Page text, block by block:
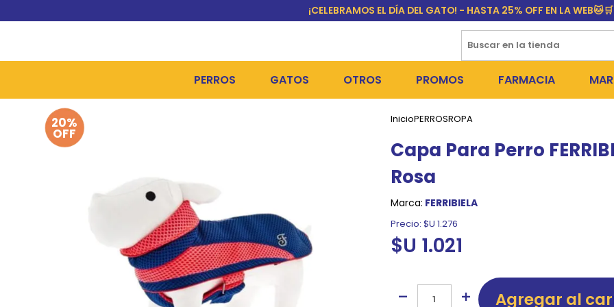
¡CELEBRAMOS EL DÍA DEL GATO! - HASTA 25% OFF EN LA WEB🐱🛒
PERROS
HIGIENE, PELUQUERÍA Y COSMÉTICA
CAMAS Y CASETAS
BOLSOS Y TRANSPORTADORAS
BOLSAS PARA MATERIA
COLLARES, ARNESES Y CORREAS
GATOS
ALIMENTOS HÚMEDOS Y SNACKS
HIGIENE Y BAÑOS
COMEDEROS Y BEBEDEROS
OTROS PROMOS
PERROS
GATOS
FARMACIA
PULGUICIDAS Y
20%
OFF
InicioPERROSROPA
Capa Para Perro
Rosa
Marca: FERRIBIELA
Precio: $U 1.276
$U 1.021
Agregar al